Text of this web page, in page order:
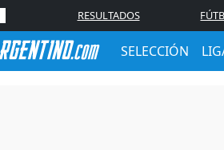
RESULTADOS
SELECCIÓN